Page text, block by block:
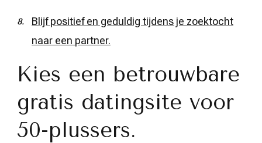
Blijf positief en geduldig tijdens je zoektocht
naar een partner.
Kies een betrouwbare
gratis datingsite voor
50-plussers.